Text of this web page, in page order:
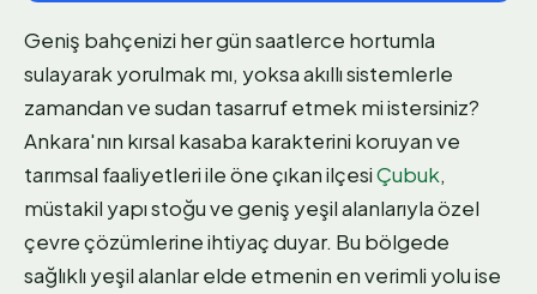
Geniş bahçenizi her gün saatlerce hortumla
sulayarak yorulmak mı, yoksa akıllı sistemlerle
zamandan ve sudan tasarruf etmek mi istersiniz?
Ankara'nın kırsal kasaba karakterini koruyan ve
tarımsal faaliyetleri ile öne çıkan ilçesiÇubuk,
müstakil yapı stoğu ve geniş yeşil alanlarıyla özel
çevre çözümlerine ihtiyaç duyar. Bu bölgede
sağlıklı yeşil alanlar elde etmenin en verimli yolu ise